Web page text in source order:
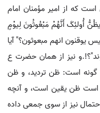
که از امیر مؤمنان امام
أُولئِکَ أَنَّهُمْ مَبْعُوثُونَ لِیوْمٍ
انهم مبعوثون؟" آیا
نیز از همان حضرت ع
است: ظن تردید، و ظن
است ظن یقین است، و آنچه
نیز از سوی جمعی داده